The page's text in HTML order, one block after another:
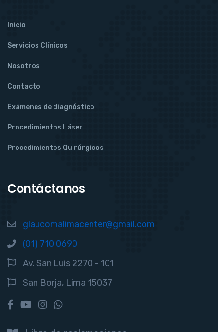
Inicio
Servicios Clínicos
Nosotros
Contacto
Exámenes de diagnóstico
Procedimientos Láser
Procedimientos Quirúrgicos
Contáctanos
glaucomalimacenter@gmail.com
(01) 710 0690
Av. San Luis 2270 - 101
San Borja, Lima 15037